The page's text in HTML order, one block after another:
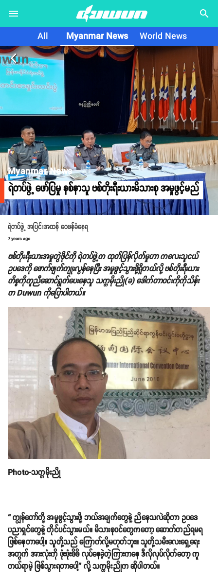
search
All Myanmar News World News
arrow_back_ios
Myanmar News
ရဲတပ်ဖွဲ့ ဖော်ပြမှု နစ်နာသူ ဗစ်တိုးရီးယားမိသားစု အမှုဖွင့်မည်
ရဲတပ်ဖွဲ့ အပြင်းအထန် ဝေဖန်ခံနေရ
7 years ago
ဗစ်တိုးရီးယားအမှုတွဲဖိုင်ကို ရဲတပ်ဖွဲ့က ထုတ်ပြန်လိုက်မှုဟာ ကလေးသူငယ်
ဥပဒေကို ဖောက်ဖျက်ကျုးလွန်နေပြီး အမှုဖွင့်သွားဖို့ရှိတယ်လို့ ဗစ်တိုးရီးယား
ကိစ္စကိုကူညီဆောင်ရွက်ပေးနေသူ သက္ကမိုးညို(ခ) ဒေါက်တာဝင်းကိုကိုသိန်း
က Duwun ကိုပြောပါတယ်။
Photo-သက္ကမိုးညို
“ ကျွန်တော်တို့ အမှုဖွင့်သွားဖို့ ဘယ်အချက်တွေနဲ့ ညိနေသလဲဆိုတာ ဥပဒေ
ပညာရှင်တွေနဲ့ တိုင်ပင်သွားမယ်။ မိသားစုဝင်တွေကတော့ ဆောက်တည်ရမရ
ဖြစ်နေတာပေါ့။ သူတို့သည် ကြောက်လို့မဟုတ်ဘူး။ သူတို့သမီးလေးရှေ့ရေး
အတွက် အားလုံးကို ဖုံးဖုံးဖိဖိ လုပ်နေခဲ့တဲ့ကြားကနေ ဒီလိုလုပ်လိုက်တော့ ကူ
ကယ်ရာမဲ့ ဖြစ်သွားရတာပေါ့” လို့ သက္ကမိုးညိုက ဆိုပါတယ်။